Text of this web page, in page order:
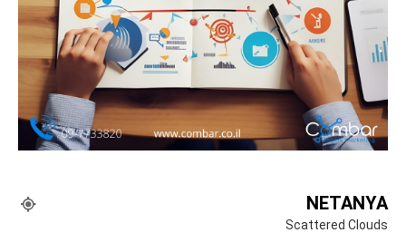
NETANYA
Scattered Clouds